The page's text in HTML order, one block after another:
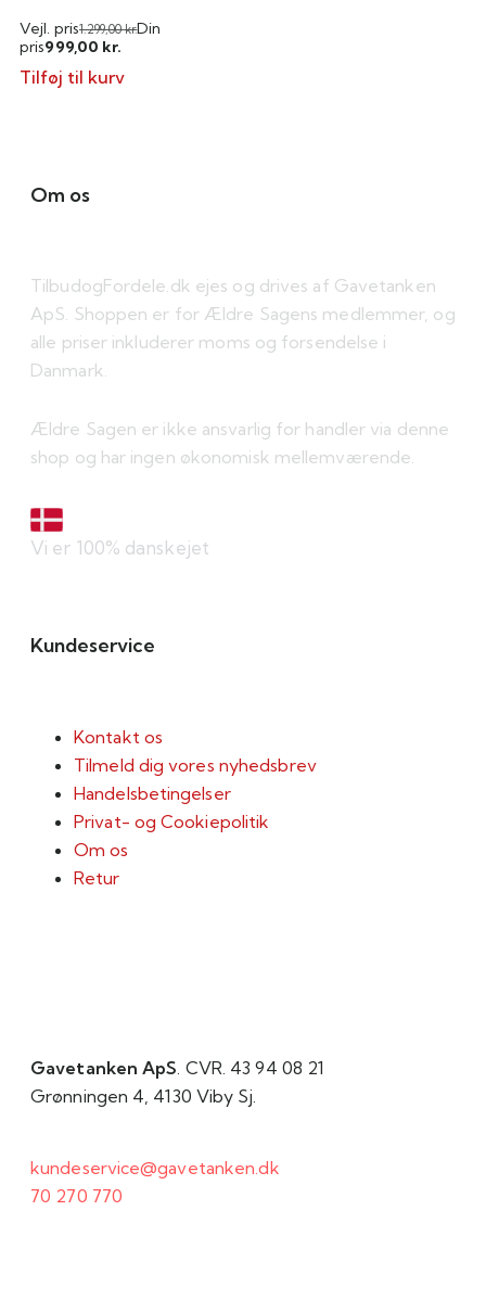
Vejl. pris1.299,00kr.Din
pris999,00 kr.
Tilføj til kurv
Om os
TilbudogFordele.dk ejes og drives af Gavetanken
ApS. Shoppen er for Ældre Sagens medlemmer, og
alle priser inkluderer moms og forsendelse i
Danmark.
Ældre Sagen er ikke ansvarlig for handler via denne
shop og har ingen økonomisk mellemværende.
Vi er 100% danskejet
Kundeservice
Kontakt os
Tilmeld dig vores nyhedsbrev
Handelsbetingelser
Privat- og Cookiepolitik
Om os
Retur
Gavetanken ApS . CVR. 43 94 08 21
Grønningen 4, 4130 Viby Sj.
kundeservice@gavetanken.dk
70 270 770